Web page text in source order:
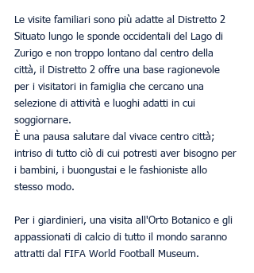
Le visite familiari sono più adatte al Distretto 2
Situato lungo le sponde occidentali del Lago di
Zurigo e non troppo lontano dal centro della
città, il Distretto 2 offre una base ragionevole
per i visitatori in famiglia che cercano una
selezione di attività e luoghi adatti in cui
soggiornare.
È una pausa salutare dal vivace centro città;
intriso di tutto ciò di cui potresti aver bisogno per
i bambini, i buongustai e le fashioniste allo
stesso modo.
Per i giardinieri, una visita all'Orto Botanico e gli
appassionati di calcio di tutto il mondo saranno
attratti dal FIFA World Football Museum.